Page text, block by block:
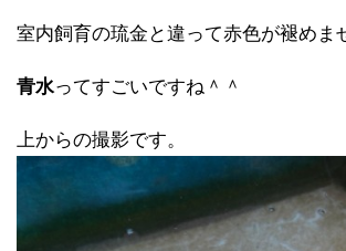
室内飼育の琉金と違って赤色が褪めま
青水ってすごいですね＾＾
上からの撮影です。